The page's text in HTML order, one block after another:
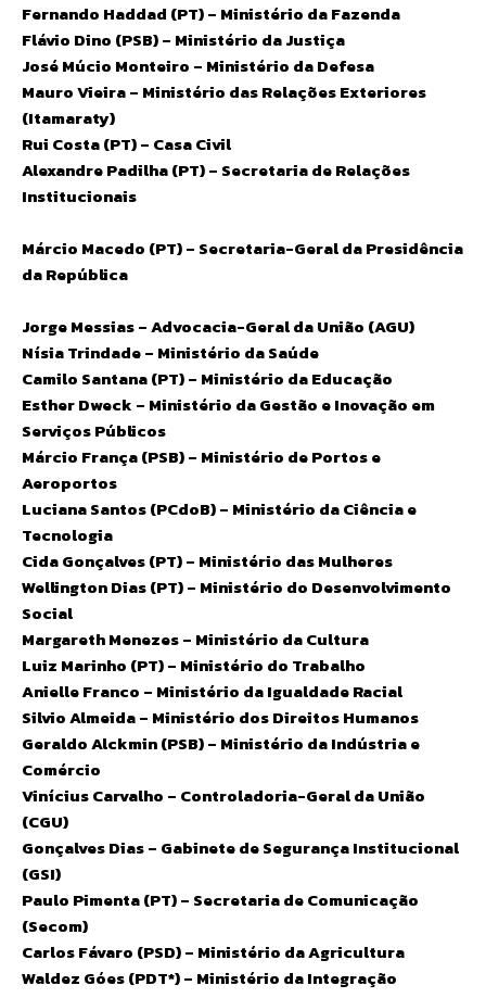
Fernando Haddad (PT) – Ministério da Fazenda
Flávio Dino (PSB) – Ministério da Justiça
José Múcio Monteiro – Ministério da Defesa
Mauro Vieira – Ministério das Relações Exteriores
(Itamaraty)
Rui Costa (PT) – Casa Civil
Alexandre Padilha (PT) – Secretaria de Relações
Institucionais
Márcio Macedo (PT) – Secretaria-Geral da Presidência
da República
Jorge Messias – Advocacia-Geral da União (AGU)
Nísia Trindade – Ministério da Saúde
Camilo Santana (PT) – Ministério da Educação
Esther Dweck – Ministério da Gestão e Inovação em
Serviços Públicos
Márcio França (PSB) – Ministério de Portos e
Aeroportos
Luciana Santos (PCdoB) – Ministério da Ciência e
Tecnologia
Cida Gonçalves (PT) – Ministério das Mulheres
Wellington Dias (PT) – Ministério do Desenvolvimento
Social
Margareth Menezes – Ministério da Cultura
Luiz Marinho (PT) – Ministério do Trabalho
Anielle Franco – Ministério da Igualdade Racial
Silvio Almeida – Ministério dos Direitos Humanos
Geraldo Alckmin (PSB) – Ministério da Indústria e
Comércio
Vinícius Carvalho – Controladoria-Geral da União
(CGU)
Gonçalves Dias – Gabinete de Segurança Institucional
(GSI)
Paulo Pimenta (PT) – Secretaria de Comunicação
(Secom)
Carlos Fávaro (PSD) – Ministério da Agricultura
Waldez Góes (PDT*) – Ministério da Integração